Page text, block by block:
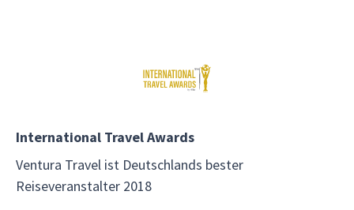
International Travel Awards
Ventura Travel ist Deutschlands bester
Reiseveranstalter 2018